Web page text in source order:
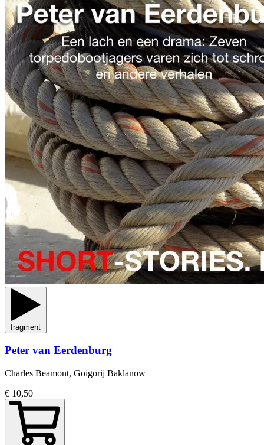
fragment
Peter van Eerdenburg
Charles Beamont, Goigorij Baklanow
€ 10,50